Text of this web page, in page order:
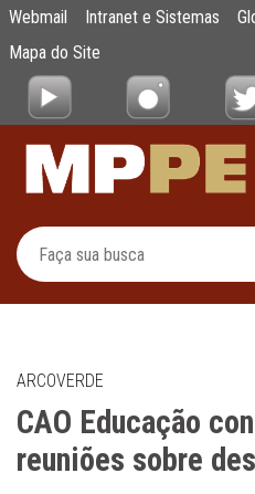
Pular para o Conteúdo principal
CAO Educação
Webmail Intranet e Sistemas
Mapa do Site
ARCOVERDE
CAO Educação
reuniões sobre